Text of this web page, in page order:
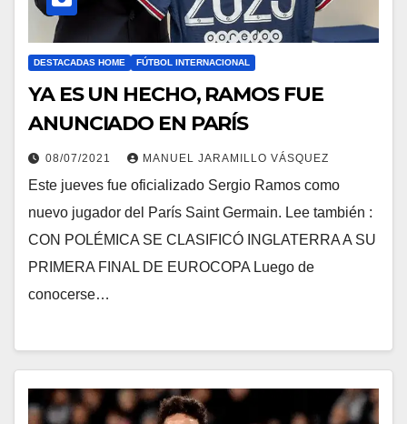
DESTACADAS HOME FÚTBOL INTERNACIONAL
YA ES UN HECHO, RAMOS FUE
ANUNCIADO EN PARÍS
08/07/2021 MANUEL JARAMILLO VÁSQUEZ
Este jueves fue oficializado Sergio Ramos como
nuevo jugador del París Saint Germain. Lee también :
CON POLÉMICA SE CLASIFICÓ INGLATERRA A SU
PRIMERA FINAL DE EUROCOPA Luego de
conocerse…